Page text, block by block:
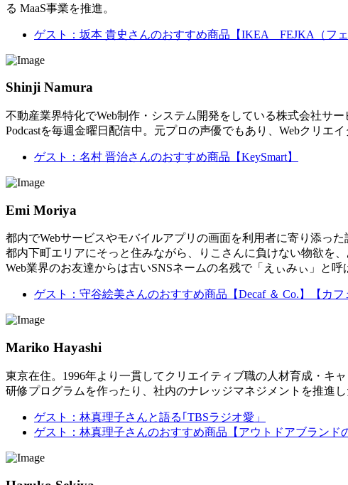
る MaaS事業を推進。
ゲスト：坂本 貴史さんのおすすめ商品【IKEA FEJKA（フェ
Shinji Namura
不動産業界特化でWeb制作・システム開発をしている株式会社サ
Podcastを毎週金曜日配信中。元プロの声優でもあり、Webクリエ
ゲスト：名村 晋治さんのおすすめ商品【KeySmart】
Emi Moriya
都内でWebサービスやモバイルアプリの画面を利用者に寄り添った
都内下町エリアにそっと住みながら、りこさんに負けない物欲を
Web業界のお友達からは古いSNSネームの名残で「えぃみぃ」と呼
ゲスト：守谷絵美さんのおすすめ商品【Decaf ＆ Co.】【カフ
Mariko Hayashi
東京在住。1996年より一貫してクリエイティブ職の人材育成・キ
研修プログラムを作ったり、社内のナレッジマネジメントを推進
ゲスト：林真理子さんと語る｢TBSラジオ愛」
ゲスト：林真理子さんのおすすめ商品【アウトドアブランド